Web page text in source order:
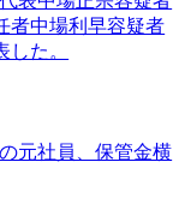
者中場利早容疑者
た。
元社員、保管金横